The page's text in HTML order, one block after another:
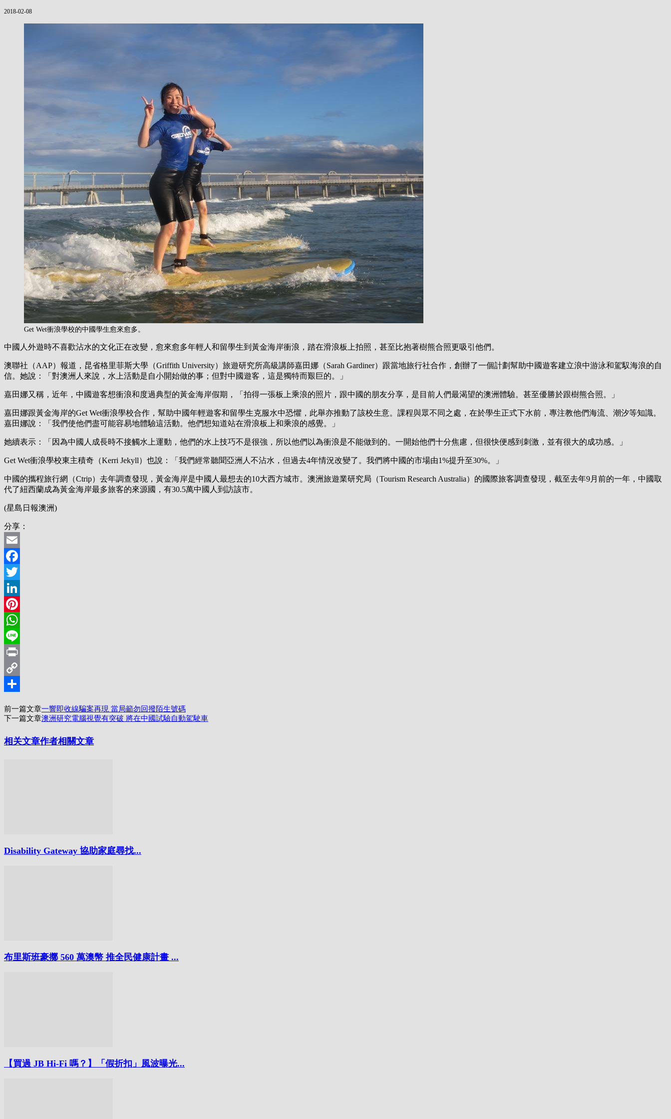
2018-02-08
Get Wet衝浪學校的中國學生愈來愈多。
中國人外遊時不喜歡沾水的文化正在改變，愈來愈多年輕人和留學生到黃金海岸衝浪，踏在滑浪板上拍照，甚至比抱著樹熊合照更吸引他們。
澳聯社（AAP）報道，昆省格里菲斯大學（Griffith University）旅遊研究所高級講師嘉田娜（Sarah Gardiner）跟當地旅行社合作，創辦了一個計劃幫助中國遊客建立浪中游泳和駕馭海浪的自
信。她說：「對澳洲人來說，水上活動是自小開始做的事；但對中國遊客，這是獨特而艱巨的。」
嘉田娜又稱，近年，中國遊客想衝浪和度過典型的黃金海岸假期，「拍得一張板上乘浪的照片，跟中國的朋友分享，是目前人們最渴望的澳洲體驗。甚至優勝於跟樹熊合照。」
嘉田娜跟黃金海岸的Get Wet衝浪學校合作，幫助中國年輕遊客和留學生克服水中恐懼，此舉亦推動了該校生意。課程與眾不同之處，在於學生正式下水前，專注教他們海流、潮汐等知識。
嘉田娜說：「我們使他們盡可能容易地體驗這活動。他們想知道站在滑浪板上和乘浪的感覺。」
她續表示：「因為中國人成長時不接觸水上運動，他們的水上技巧不是很強，所以他們以為衝浪是不能做到的。一開始他們十分焦慮，但很快便感到刺激，並有很大的成功感。」
Get Wet衝浪學校東主積奇（Kerri Jekyll）也說：「我們經常聽聞亞洲人不沾水，但過去4年情況改變了。我們將中國的市場由1%提升至30%。」
中國的攜程旅行網（Ctrip）去年調查發現，黃金海岸是中國人最想去的10大西方城市。澳洲旅遊業研究局（Tourism Research Australia）的國際旅客調查發現，截至去年9月前的一年，中國取
代了紐西蘭成為黃金海岸最多旅客的來源國，有30.5萬中國人到訪該市。
(星島日報澳洲)
分享：
Email
Facebook
Twitter
LinkedIn
Pinterest
WhatsApp
Line
Print
Copy
享
前一篇文章一響即收線騙案再現 當局籲勿回撥陌生號碼
下一篇文章澳洲研究電腦視覺有突破 將在中國試驗自動駕駛車
相关文章作者相關文章
Disability Gateway 協助家庭尋找...
布里斯班豪擲 560 萬澳幣 推全民健康計畫 ...
【買過 JB Hi-Fi 嗎？】「假折扣」風波曝光...